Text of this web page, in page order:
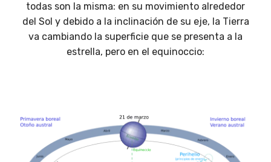
todas son la misma: en su movimiento alrededor
del Sol y debido a la inclinación de su eje, la Tierra
va cambiando la superficie que se presenta a la
estrella, pero en el equinoccio: